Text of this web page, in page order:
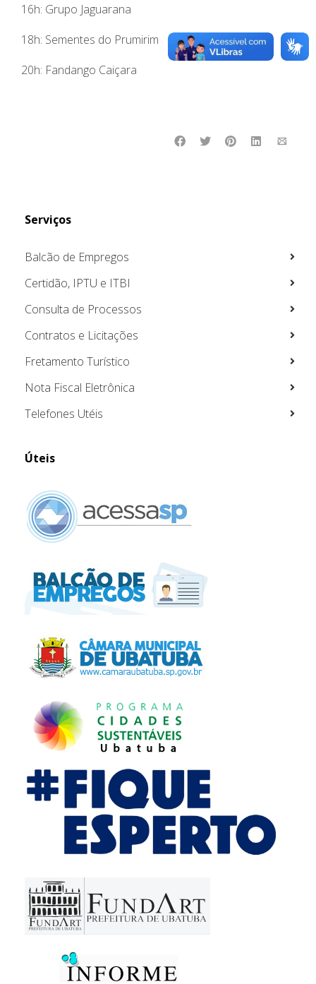
16h: Grupo Jaguarana
18h: Sementes do Prumirim
20h: Fandango Caiçara
Serviços
Balcão de Empregos
Certidão, IPTU e ITBI
Consulta de Processos
Contratos e Licitações
Fretamento Turístico
Nota Fiscal Eletrônica
Telefones Utéis
Úteis